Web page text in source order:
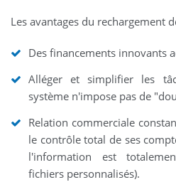
Les avantages du rechargement
Des financements innovants
Alléger et simplifier les
système n'impose pas de
Relation commerciale
le contrôle total de ses
l'information est
fichiers personnalisés).